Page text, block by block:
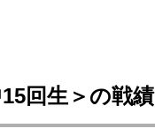
回生＞の戦績